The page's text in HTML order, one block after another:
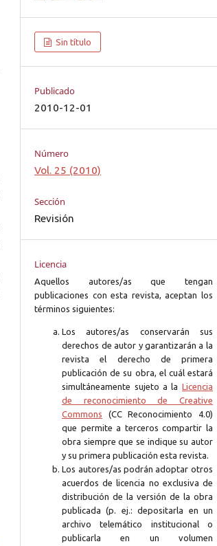
Sin título
Publicado
2010-12-01
Número
Vol. 25 (2010)
Sección
Revisión
Licencia
Aquellos autores/as que tengan
publicaciones con esta revista, aceptan los
términos siguientes:
Los autores/as conservarán sus
derechos de autor y garantizarán a la
revista el derecho de primera
publicación de su obra, el cuál estará
simultáneamente sujeto a la Licencia
de reconocimiento de Creative
Commons (CC Reconocimiento 4.0)
que permite a terceros compartir la
obra siempre que se indique su autor
y su primera publicación esta revista.
Los autores/as podrán adoptar otros
acuerdos de licencia no exclusiva de
distribución de la versión de la obra
publicada (p. ej.: depositarla en un
archivo telemático institucional o
publicarla en un volumen